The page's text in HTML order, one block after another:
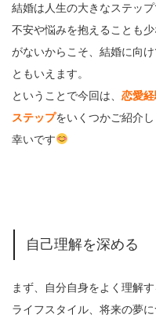
結婚は人生の大きなステッ
不安や悩みを抱えることも
がないからこそ、結婚に向
ともいえます。
ということで今回は、 恋愛
ステップをいくつかご紹介
幸いです
自己理解を深める
まず、自分自身をよく理解
ライフスタイル、将来の夢